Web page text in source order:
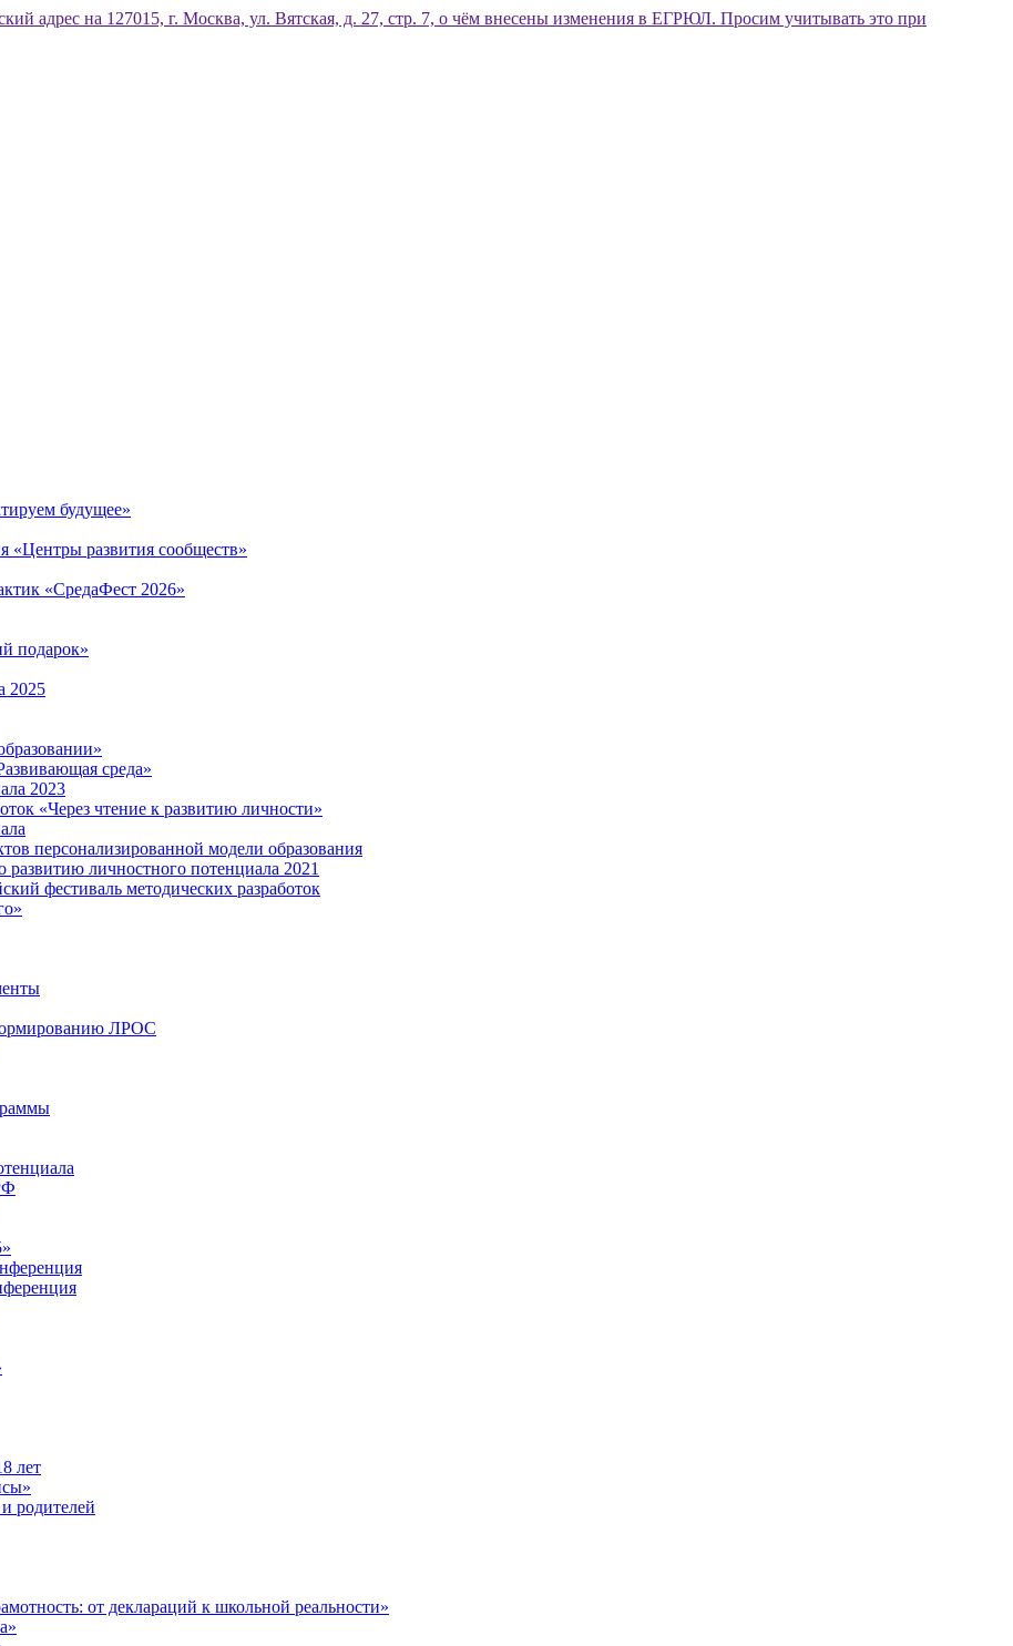
адрес на 127015, г. Москва, ул. Вятская, д. 27, стр. 7, о чём внесены изменения в ЕГРЮЛ. Просим учитывать это при
будущее»
«Центры развития сообществ»
«СредаФест 2026»
подарок»
2025
среда»
2023
«Через чтение к развитию личности»
персонализированной модели образования
личностного потенциала 2021
фестиваль методических разработок
ЛРОС
лет
родителей
от деклараций к школьной реальности»